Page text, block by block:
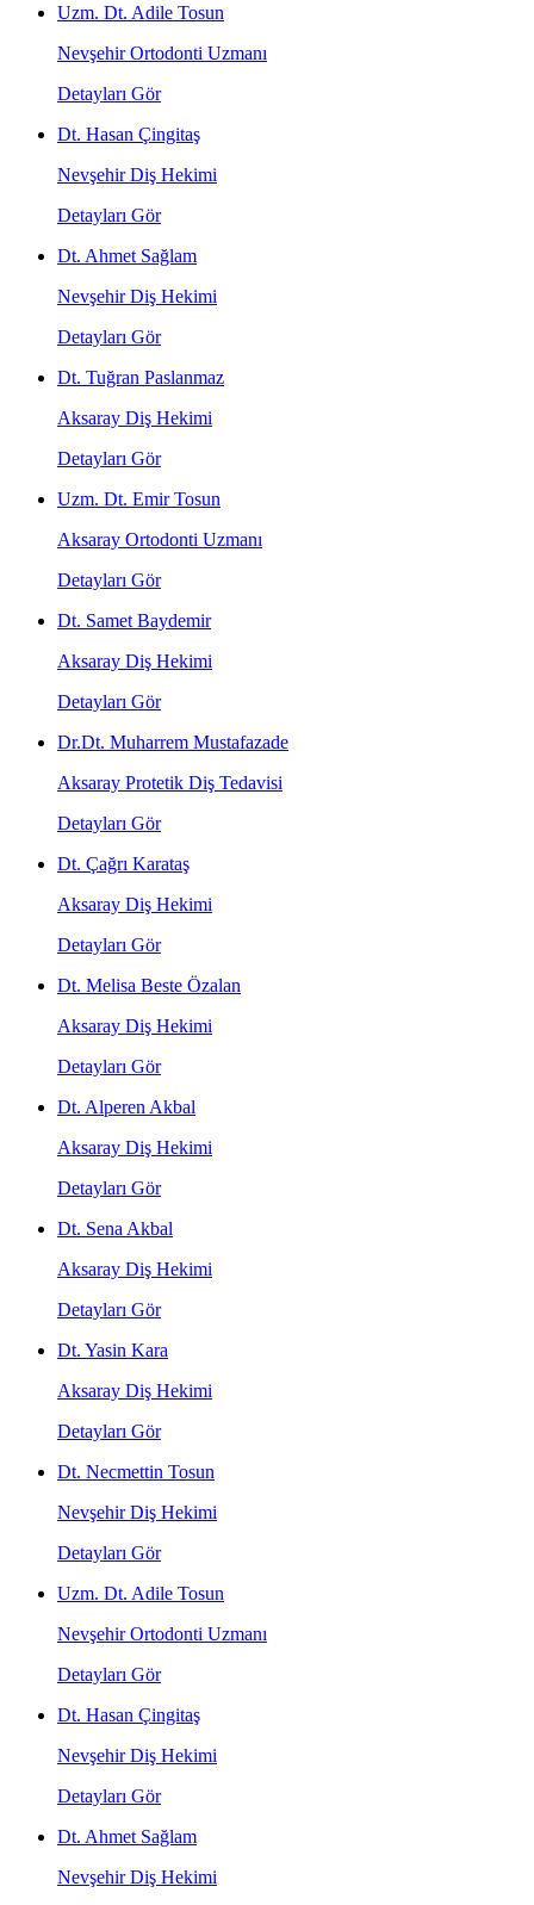
Uzm. Dt. Adile Tosun
Nevşehir Ortodonti Uzmanı
Detayları Gör
Dt. Hasan Çingitaş
Nevşehir Diş Hekimi
Detayları Gör
Dt. Ahmet Sağlam
Nevşehir Diş Hekimi
Detayları Gör
Dt. Tuğran Paslanmaz
Aksaray Diş Hekimi
Detayları Gör
Uzm. Dt. Emir Tosun
Aksaray Ortodonti Uzmanı
Detayları Gör
Dt. Samet Baydemir
Aksaray Diş Hekimi
Detayları Gör
Dr.Dt. Muharrem Mustafazade
Aksaray Protetik Diş Tedavisi
Detayları Gör
Dt. Çağrı Karataş
Aksaray Diş Hekimi
Detayları Gör
Dt. Melisa Beste Özalan
Aksaray Diş Hekimi
Detayları Gör
Dt. Alperen Akbal
Aksaray Diş Hekimi
Detayları Gör
Dt. Sena Akbal
Aksaray Diş Hekimi
Detayları Gör
Dt. Yasin Kara
Aksaray Diş Hekimi
Detayları Gör
Dt. Necmettin Tosun
Nevşehir Diş Hekimi
Detayları Gör
Uzm. Dt. Adile Tosun
Nevşehir Ortodonti Uzmanı
Detayları Gör
Dt. Hasan Çingitaş
Nevşehir Diş Hekimi
Detayları Gör
Dt. Ahmet Sağlam
Nevşehir Diş Hekimi